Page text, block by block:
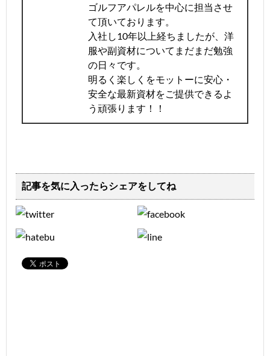
ゴルフアパレルを中心に担当させ
て頂いております。
入社し10年以上経ちましたが、洋
服や副資材についてまだまだ勉強
の日々です。
明るく楽しくをモットーに安心・
安全な最新資材をご提供できるよ
う頑張ります！！
記事を気に入ったらシェアをしてね